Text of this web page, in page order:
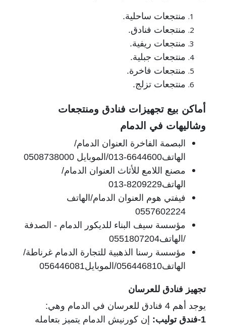
منتجعات ساحلية.
منتجعات فنادق.
منتجعات ريفية.
منتجعات جبلية.
منتجعات فاخرة.
منتجعات تزلج.
أماكن بيع تجهيزات فنادق ومنتجعات
وشاليهات في الدمام
البصمة الفاخرة العنوان الدمام/
الهاتف6644600-013/الموبايل 0508738000
مصنع اللامع للأثاث العنوان الدمام/
الهاتف8209229-013
فيفتي هوم العنوان الدمام/الهاتف
0557602224
مؤسسة سيف البناء للديكور الدمام - الصدفة
/الهاتف0551807204
مؤسسة رسنا الذهبية للتجارة الدمام غرناطة/
الهاتف056446810/الموبايل056446081
تجهيز فنادق للعرسان
يوجد أهم 4 فنادق للعرسان في الدمام وهي:
1-فندق توليب:
إن كورنيش الدمام يتميز بتعامله